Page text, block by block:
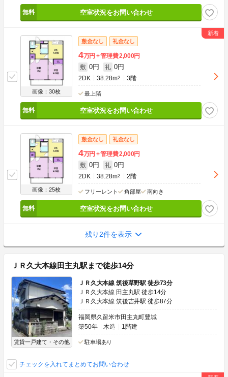
空室状況をお問い合わせ
画像：30枚
敷金なし 礼金なし
4万円 管理費2,000円
敷 0円 礼 0円
2DK 38.28m2 3階
最上階
空室状況をお問い合わせ
画像：25枚
敷金なし 礼金なし
4万円 管理費2,000円
敷 0円 礼 0円
2DK 38.28m2 2階
フリーレント 角部屋 南向き
空室状況をお問い合わせ
残り2件を表示
ＪＲ久大本線田主丸駅まで徒歩14分
賃貸一戸建て・その他
ＪＲ久大本線 筑後草野駅 徒歩73分
ＪＲ久大本線 田主丸駅 徒歩14分
ＪＲ久大本線 筑後吉井駅 徒歩87分
福岡県久留米市田主丸町豊城
築50年
木造 1階建
駐車場あり
チェックを入れてまとめてお問い合わせ